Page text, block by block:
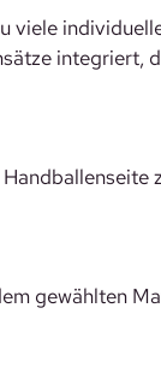
viele
integriert,
gewählten